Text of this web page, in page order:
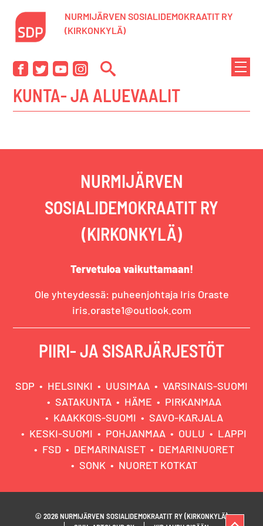
Siirry
sisältöön
NURMIJÄRVEN SOSIALIDEMOKRAATIT RY
(KIRKONKYLÄ)
NÄYTÄ
KUNTA- JA ALUEVAALIT
NURMIJÄRVEN
SOSIALIDEMOKRAATIT RY
(KIRKONKYLÄ)
Tervetuloa vaikuttamaan!
Ole yhteydessä: puheenjohtaja Iris Oraste
iris.oraste1@outlook.com
PIIRI- JA SISARJÄRJESTÖT
SDP HELSINKI UUSIMAA
VARSINAIS-SUOMI
SATAKUNTA
HÄME
PIRKANMAA
KAAKKOIS-SUOMI
SAVO-KARJALA
KESKI-SUOMI
POHJANMAA OULU
LAPPI
FSD
DEMARINAISET
DEMARINUORET
SONK
NUORET KOTKAT
© 2026 NURMIJÄRVEN SOSIALIDEMOKRAATIT RY (KIRKONKYLÄ)